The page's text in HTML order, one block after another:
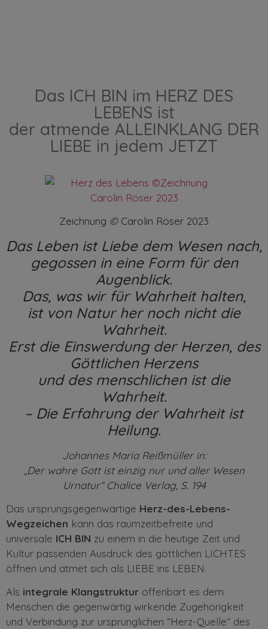
Das ICH BIN im HERZ DES
LEBENS ist
der atmende ALLEINKLANG DER
LIEBE in jedem JETZT
Zeichnung © Carolin Röser 2023
Das Leben ist Liebe dem Wesen nach,
gegossen in eine Form für den
Augenblick.
Das, was wir für Wahrheit halten,
ist von Natur her noch nicht die
Wahrheit.
Erst die Einswerdung der Herzen, des
Göttlichen Herzens
und des menschlichen ist die
Wahrheit.
– Die Erfahrung der Wahrheit ist
Heilung.
Johannes Maria Reißmüller in:
„Der wahre Gott ist einzig nur und aller Wesen
Urnatur“ Chalice Verlag, S. 194
Das ursprungsgegenwärtige Herz-des-Lebens-
Wegzeichen kann das raumzeitbefreite und
universale ICH BIN zu einem in die heutige Zeit und
Kultur passenden Ausdruck des göttlichen LICHTES
öffnen und atmet sich als LIEBE ins LEBEN.
Als integrale Klangstruktur offenbart es dem
Menschen die gegenwärtig wirkende Zugehörigkeit
und Verbindung zur ursprünglichen “Herz-Quelle“ des